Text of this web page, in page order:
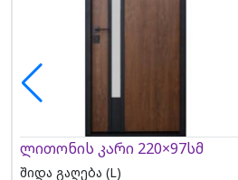
ლითონის კარი 220×97სმ
შიდა გაღება (L)